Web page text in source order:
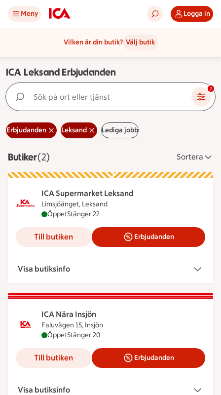
Meny Logga in
Vilken är din butik? Välj butik
ICA Leksand Erbjudanden
Sök på ort eller tjänst 2
Erbjudanden Leksand Lediga jobb
ButikerVisar 2 stycken
(2) Sortera
ICA Supermarket Leksand
Limsjöänget, Leksand
ICA Supermarket Leksand är öppen nu, stänger
ÖppetStänger 22
Till butiken Erbjudanden
Visa butiksinfo
ICA Nära Insjön
Faluvägen 15, Insjön
ICA Nära Insjön är öppen nu, stänger klockan 20
ÖppetStänger 20
Till butiken Erbjudanden
Visa butiksinfo